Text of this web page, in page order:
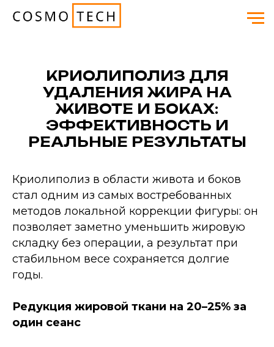
КРИОЛИПОЛИЗ ДЛЯ
УДАЛЕНИЯ ЖИРА НА
ЖИВОТЕ И БОКАХ:
ЭФФЕКТИВНОСТЬ И
РЕАЛЬНЫЕ РЕЗУЛЬТАТЫ
Криолиполиз в области живота и боков
стал одним из самых востребованных
методов локальной коррекции фигуры: он
позволяет заметно уменьшить жировую
складку без операции, а результат при
стабильном весе сохраняется долгие
годы.
Редукция жировой ткани на 20–25% за
один сеанс